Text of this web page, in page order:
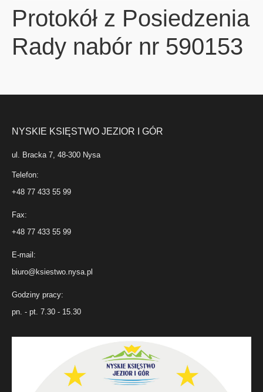
Protokół z Posiedzenia
Rady nabór nr 590153
NYSKIE KSIĘSTWO JEZIOR I GÓR
ul. Bracka 7, 48-300 Nysa
Telefon:
+48 77 433 55 99
Fax:
+48 77 433 55 99
E-mail:
biuro@ksiestwo.nysa.pl
Godziny pracy:
pn. - pt. 7.30 - 15.30